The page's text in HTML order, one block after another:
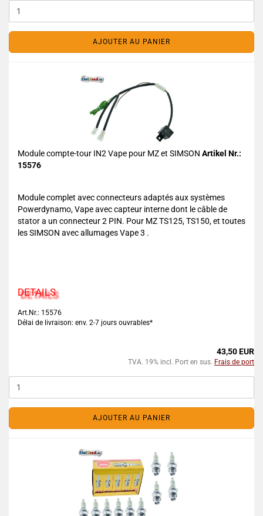
AJOUTER AU PANIER
Module compte-tour IN2 Vape pour MZ et SIMSON Artikel Nr.:
15576
Module complet avec connecteurs adaptés aux systèmes
Powerdynamo, Vape avec capteur interne dont le câble de
stator a un connecteur 2 PIN. Pour MZ TS125, TS150, et toutes
les SIMSON avec allumages Vape 3 .
DETAILS
Art.Nr.: 15576
Délai de livraison: env. 2-7 jours ouvrables*
43,50 EUR
TVA. 19% incl. Port en sus. Frais de port
AJOUTER AU PANIER